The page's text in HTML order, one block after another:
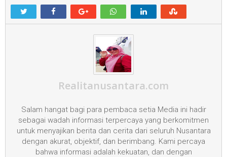
Realitanusantara.com
Salam hangat bagi para pembaca setia Media ini hadir
sebagai wadah informasi terpercaya yang berkomitmen
untuk menyajikan berita dan cerita dari seluruh Nusantara
dengan akurat, objektif, dan berimbang. Kami percaya
bahwa informasi adalah kekuatan, dan dengan